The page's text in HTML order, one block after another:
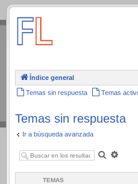
.
Índice general
Temas sin respuesta Temas
Temas sin respuesta
Ir a búsqueda avanzada
Buscar
TEMAS